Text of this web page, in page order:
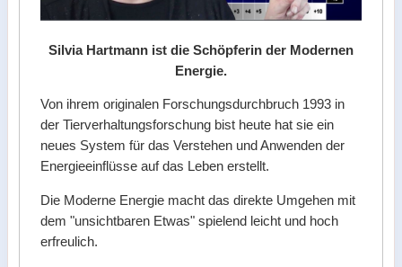
Silvia Hartmann ist die Schöpferin der Modernen
Energie.
Von ihrem originalen Forschungsdurchbruch 1993 in
der Tierverhaltungsforschung bist heute hat sie ein
neues System für das Verstehen und Anwenden der
Energieeinflüsse auf das Leben erstellt.
Die Moderne Energie macht das direkte Umgehen mit
dem "unsichtbaren Etwas" spielend leicht und hoch
erfreulich.